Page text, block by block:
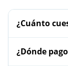
¿Cuánto
¿Dónde